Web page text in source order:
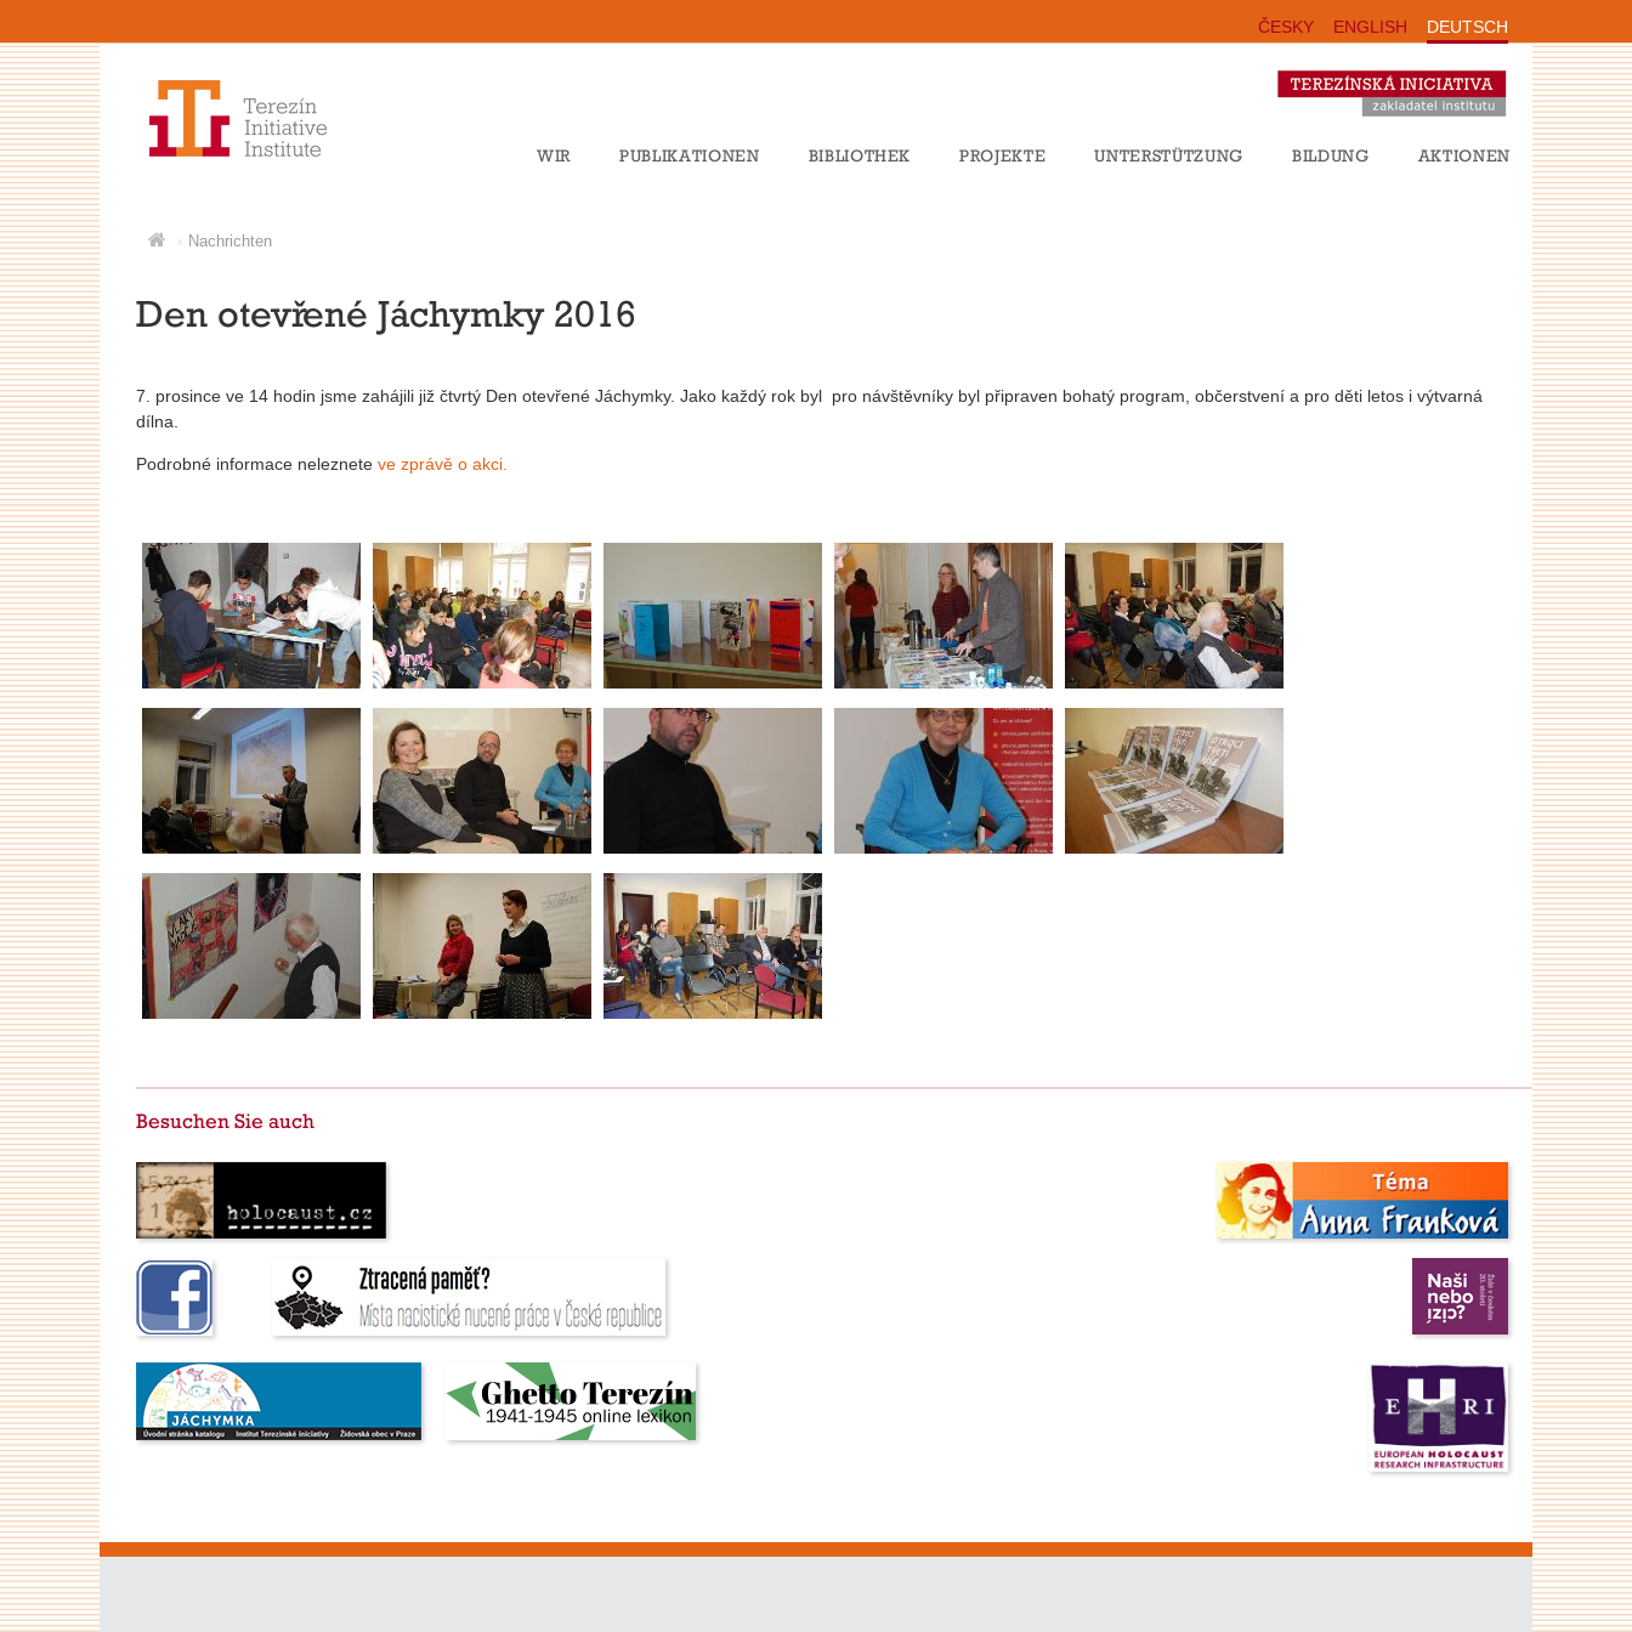
WIR PUBLIKATIONEN BIBLIOTHEK PROJEKTE UNTERSTÜTZUNG BILDUNG AKTIONEN
ČESKY ENGLISH DEUTSCH
Nachrichten
Den otevřené Jáchymky 2016
7. prosince ve 14 hodin jsme zahájili již čtvrtý Den otevřené Jáchymky. Jako každý rok byl pro návštěvníky byl připraven bohatý program, občerstvení a pro děti letos i výtvarná
dílna.
Podrobné informace neleznete ve zprávě o akci.
Besuchen Sie auch